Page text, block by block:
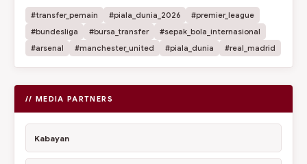
#transfer_pemain #piala_dunia_2026
#premier_league
#bundesliga
#bursa_transfer
#sepak_bola_internasional
#arsenal
#manchester_united #piala_dunia #real_madrid
// MEDIA PARTNERS
Kabayan